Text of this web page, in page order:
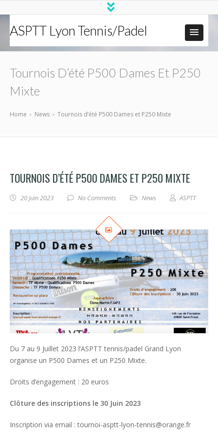
ASPTT Lyon Tennis/Padel
Tournois D’été P500 Dames Et P250
Mixte
Home › News › Tournois d’été P500 Dames et P250 Mixte
TOURNOIS D’ÉTÉ P500 DAMES ET P250 MIXTE
20 juin 2023 No Comments News ASPTT
Du 7 au 9 Juillet 2023 l’ASPTT tennis/padel Grand Lyon
organise un P500 Dames et un P250 Mixte.
Droits d’engagement : 20 euros
Clôture des inscriptions le 30 Juin 2023
Inscription via email : tournoi-asptt-lyon-tennis@orange.fr